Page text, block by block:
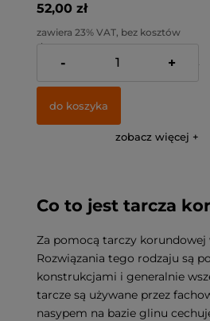
52,00 zł
zawiera 23% VAT, bez kosztów
dostawy
Cena netto:
42,28 zł
- +
do koszyka
zobacz więcej
Co to jest tarcza
Za pomocą tarczy korundowej
Rozwiązania tego rodzaju są
konstrukcjami i generalnie
tarcze są używane przez
nasypem na bazie glinu